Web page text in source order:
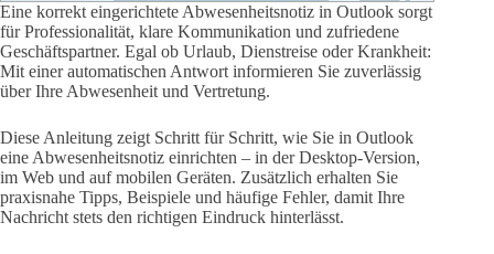
Eine korrekt eingerichtete Abwesenheitsnotiz in Outlook sorgt
für Professionalität, klare Kommunikation und zufriedene
Geschäftspartner. Egal ob Urlaub, Dienstreise oder Krankheit:
Mit einer automatischen Antwort informieren Sie zuverlässig
über Ihre Abwesenheit und Vertretung.
Diese Anleitung zeigt Schritt für Schritt, wie Sie in Outlook
eine Abwesenheitsnotiz einrichten – in der Desktop-Version,
im Web und auf mobilen Geräten. Zusätzlich erhalten Sie
praxisnahe Tipps, Beispiele und häufige Fehler, damit Ihre
Nachricht stets den richtigen Eindruck hinterlässt.